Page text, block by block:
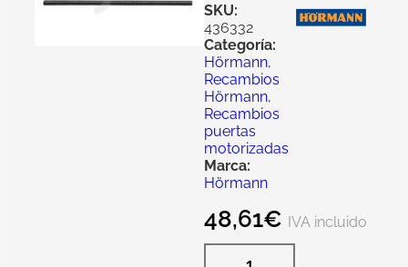
SKU:
436332
Categoría:
Hörmann,
Recambios
Hörmann,
Recambios
puertas
motorizadas
Marca:
Hörmann
48,61€ IVA incluido